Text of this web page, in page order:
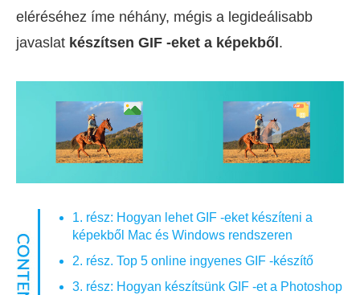
eléréséhez íme néhány, mégis a legideálisabb
javaslat készítsen GIF -eket a képekből.
1. rész: Hogyan lehet GIF -eket készíteni a
képekből Mac és Windows rendszeren
2. rész. Top 5 online ingyenes GIF -készítő
3. rész: Hogyan készítsünk GIF -et a Photoshop